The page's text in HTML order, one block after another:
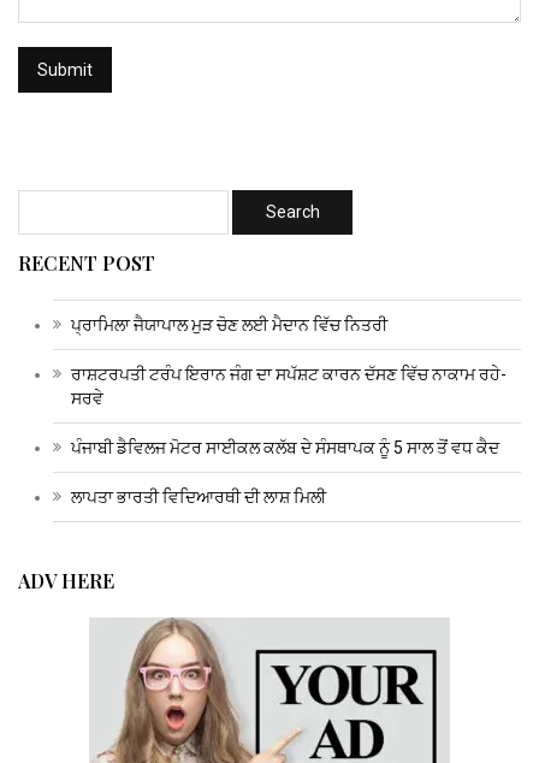
RECENT POST
ਪ੍ਰਾਮਿਲਾ ਜੈਯਾਪਾਲ ਮੁੜ ਚੋਣ ਲਈ ਮੈਦਾਨ ਵਿੱਚ ਨਿਤਰੀ
ਰਾਸ਼ਟਰਪਤੀ ਟਰੰਪ ਇਰਾਨ ਜੰਗ ਦਾ ਸਪੱਸ਼ਟ ਕਾਰਨ ਦੱਸਣ ਵਿੱਚ ਨਾਕਾਮ ਰਹੇ-
ਸਰਵੇ
ਪੰਜਾਬੀ ਡੈਵਿਲਜ ਮੋਟਰ ਸਾਈਕਲ ਕਲੱਬ ਦੇ ਸੰਸਥਾਪਕ ਨੂੰ 5 ਸਾਲ ਤੋਂ ਵਧ ਕੈਦ
ਲਾਪਤਾ ਭਾਰਤੀ ਵਿਦਿਆਰਥੀ ਦੀ ਲਾਸ਼ ਮਿਲੀ
ADV HERE